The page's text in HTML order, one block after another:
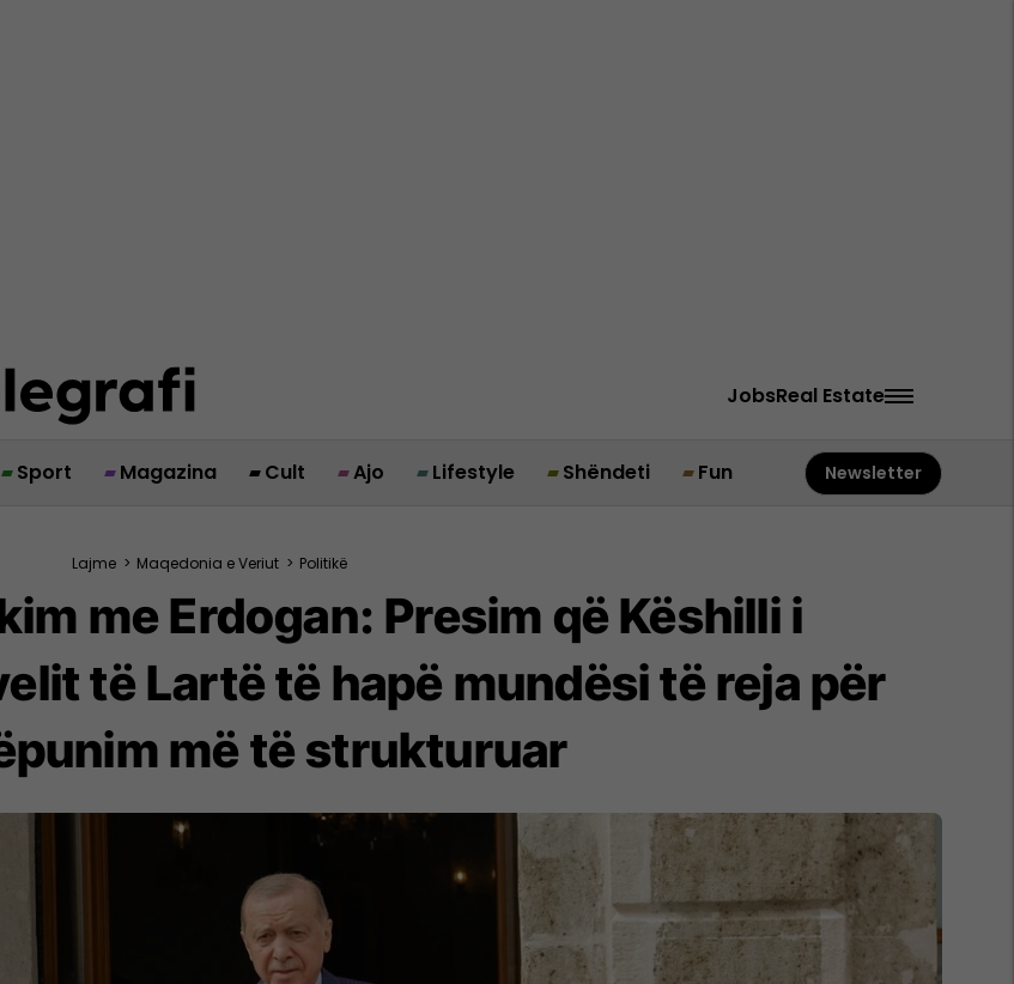
JobsReal Estate
Sport Magazina Cult Ajo Lifestyle Shëndeti Fun Newsletter
Lajme > Maqedonia e Veriut > Politikë
me Erdogan: Presim që Këshilli i
të Lartë të hapë mundësi të reja për
më të strukturuar